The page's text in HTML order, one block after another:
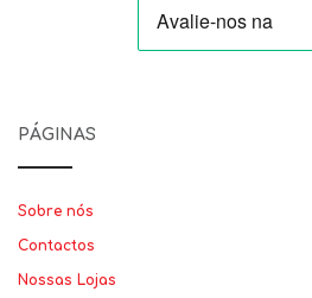
PÁGINAS
Sobre nós
Contactos
Nossas Lojas